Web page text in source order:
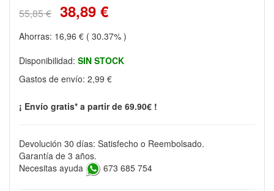
55,85 € 38,89 €
Ahorras: 16,96 € ( 30.37% )
Disponibilidad: SIN STOCK
Gastos de envío: 2,99 €
¡ Envío gratis* a partir de 69.90€ !
Devolución 30 días: Satisfecho o Reembolsado.
Garantía de 3 años.
Necesitas ayuda
673 685 754